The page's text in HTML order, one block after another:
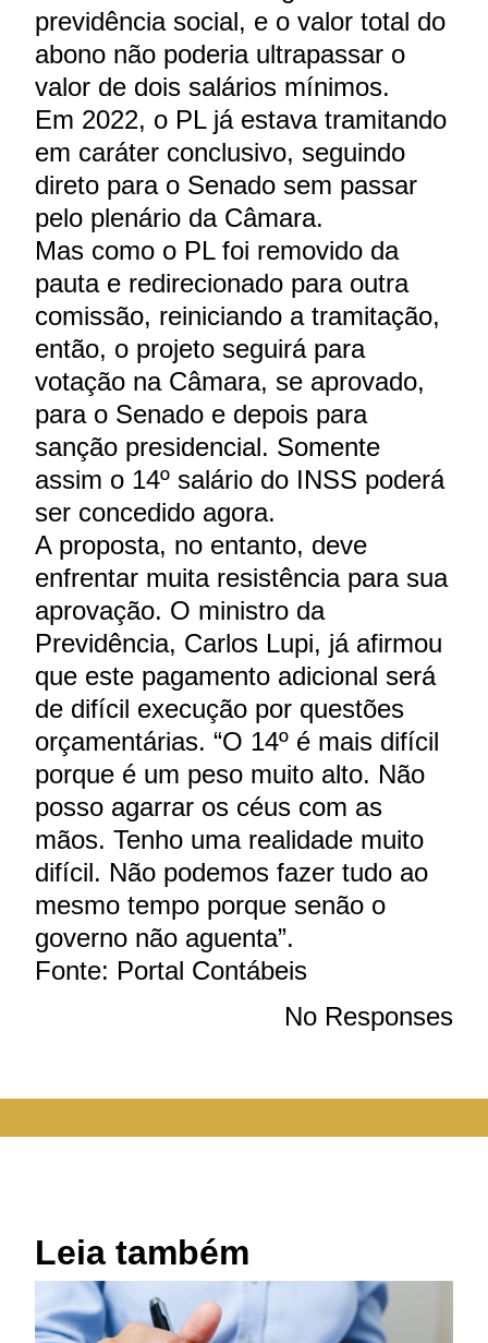
previdência social, e o valor total do
abono não poderia ultrapassar o
valor de dois salários mínimos.
Em 2022, o PL já estava tramitando
em caráter conclusivo, seguindo
direto para o Senado sem passar
pelo plenário da Câmara.
Mas como o PL foi removido da
pauta e redirecionado para outra
comissão, reiniciando a tramitação,
então, o projeto seguirá para
votação na Câmara, se aprovado,
para o Senado e depois para
sanção presidencial. Somente
assim o 14º salário do INSS poderá
ser concedido agora.
A proposta, no entanto, deve
enfrentar muita resistência para sua
aprovação. O ministro da
Previdência, Carlos Lupi, já afirmou
que este pagamento adicional será
de difícil execução por questões
orçamentárias. “O 14º é mais difícil
porque é um peso muito alto. Não
posso agarrar os céus com as
mãos. Tenho uma realidade muito
difícil. Não podemos fazer tudo ao
mesmo tempo porque senão o
governo não aguenta”.
Fonte: Portal Contábeis
No Responses
Leia também